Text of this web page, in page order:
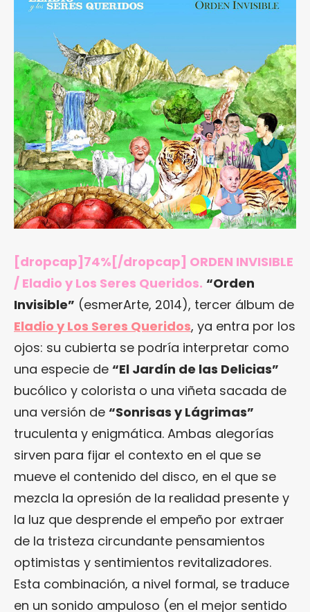
[dropcap]74%[/dropcap] ORDEN INVISIBLE
/ Eladio y Los Seres Queridos. “Orden
Invisible” (esmerArte, 2014), tercer álbum de
Eladio y Los Seres Queridos, ya entra por los
ojos: su cubierta se podría interpretar como
una especie de “El Jardín de las Delicias”
bucólico y colorista o una viñeta sacada de
una versión de “Sonrisas y Lágrimas”
truculenta y enigmática. Ambas alegorías
sirven para fijar el contexto en el que se
mueve el contenido del disco, en el que se
mezcla la opresión de la realidad presente y
la luz que desprende el empeño por extraer
de la tristeza circundante pensamientos
optimistas y sentimientos revitalizadores.
Esta combinación, a nivel formal, se traduce
en un sonido ampuloso (en el mejor sentido